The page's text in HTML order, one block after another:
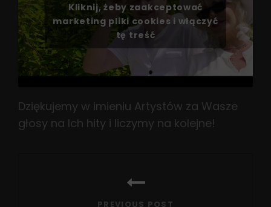
Kliknij, żeby zaakceptować
marketing pliki cookies i włączyć
tę treść
Dziękujemy w imieniu Artystów za Wasze
głosy na Ich hity i liczymy na kolejne!
PREVIOUS POST